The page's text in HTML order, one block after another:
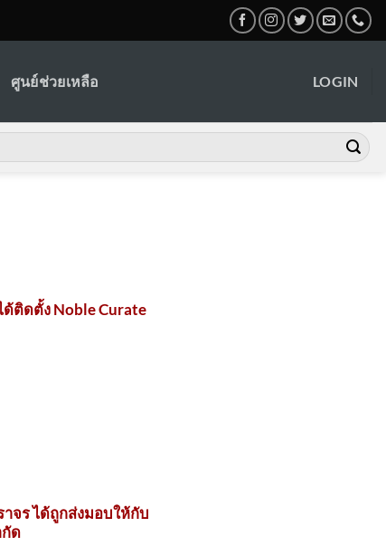
ศูนย์ช่วยเหลือ LOGIN
ด้ติดตั้ง Noble Curate
จร ได้ถูกส่งมอบให้กับ
กัด